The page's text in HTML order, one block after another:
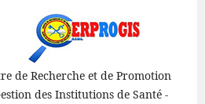
de Recherche et de Promotion
des Institutions de Santé -